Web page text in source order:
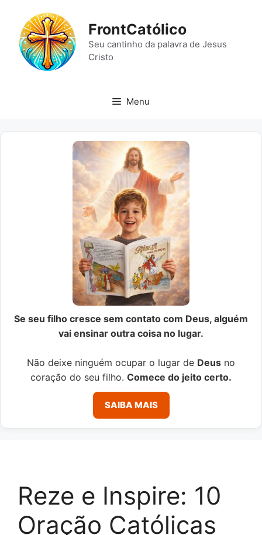
conteúdo
FrontCatólico
Seu cantinho da palavra de Jesus
Cristo
Menu
Se seu filho cresce sem contato com Deus, alguém
vai ensinar outra coisa no lugar.
Não deixe ninguém ocupar o lugar de Deus no
coração do seu filho. Comece do jeito certo.
SAIBA MAIS
Reze e Inspire: 10
Oração Católicas